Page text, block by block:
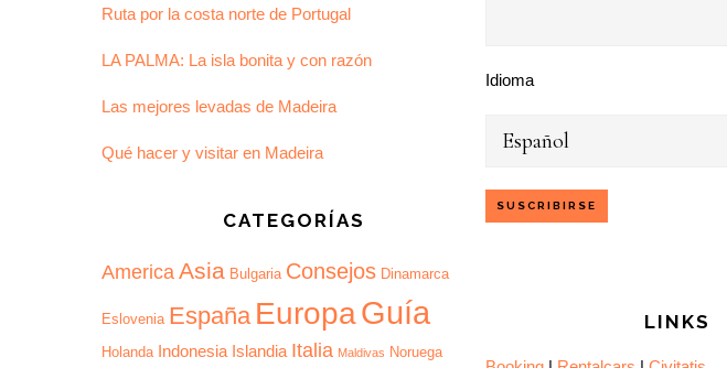
Ruta por la costa norte de Portugal
LA PALMA: La isla bonita y con razón
Las mejores levadas de Madeira
Qué hacer y visitar en Madeira
CATEGORÍAS
America Asia Bulgaria Consejos Dinamarca
Eslovenia España EuropaGuía
Holanda Indonesia Islandia Italia Maldivas Noruega
Idioma
LINKS